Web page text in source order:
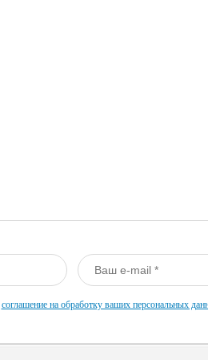
соглашение на обработку ваших персональных